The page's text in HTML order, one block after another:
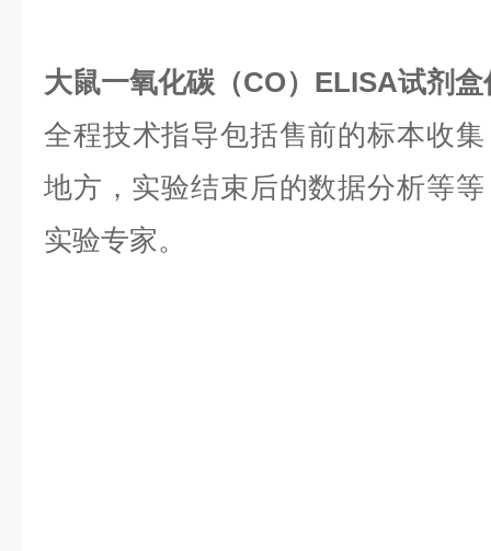
大鼠一氧化碳（CO）ELISA试剂
全程技术指导包括售前的标本收
地方，实验结束后的数据分析等
实验专家。